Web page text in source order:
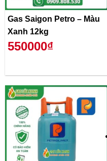
Gas Saigon Petro – Màu
Xanh 12kg
550000₫